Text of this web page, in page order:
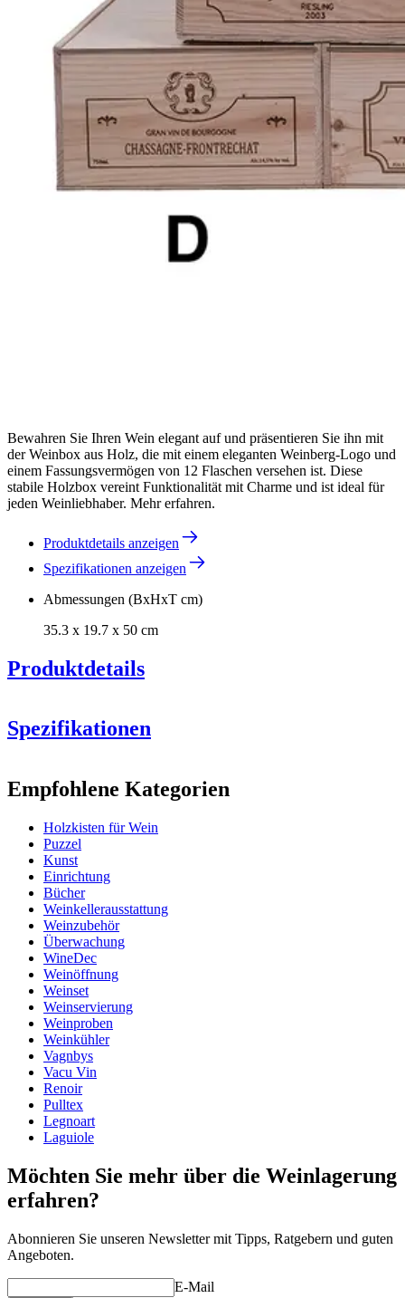
Bewahren Sie Ihren Wein elegant auf und präsentieren Sie ihn mit
der Weinbox aus Holz, die mit einem eleganten Weinberg-Logo und
einem Fassungsvermögen von 12 Flaschen versehen ist. Diese
stabile Holzbox vereint Funktionalität mit Charme und ist ideal für
jeden Weinliebhaber. Mehr erfahren.
Produktdetails anzeigen
Spezifikationen anzeigen
Abmessungen (BxHxT cm)
35.3 x 19.7 x 50 cm
Produktdetails
Spezifikationen
ProduktnummerCAJ0012B-Model D - Chassa
Abmessungen (BxHxT cm)
Gewicht (kg)
Höhe (cm)19.7
Breite (cm)
Tiefe (cm)50
Empfohlene Kategorien
Holzkisten für Wein
Puzzel
Kunst
Einrichtung
Bücher
Weinkellerausstattung
Weinzubehör
Überwachung
WineDec
Weinöffnung
Weinset
Weinservierung
Weinproben
Weinkühler
Vagnbys
Vacu Vin
Renoir
Pulltex
Legnoart
Laguiole
Möchten Sie mehr über die Weinlagerung
erfahren?
Abonnieren Sie unseren Newsletter mit Tipps, Ratgebern und guten
Angeboten.
E-Mail